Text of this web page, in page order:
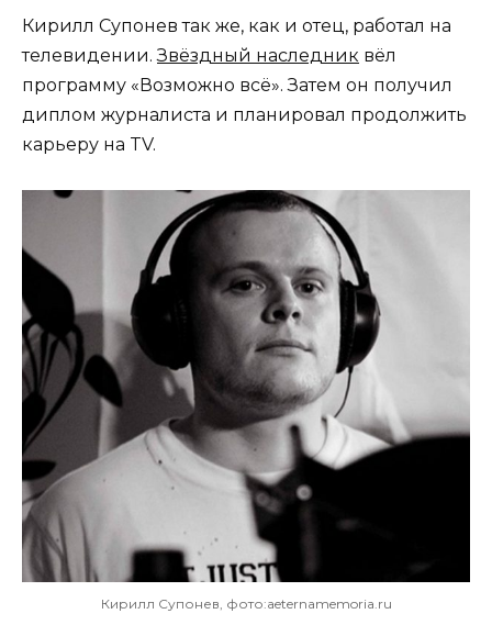
Кирилл Супонев так же, как и отец, работал на
телевидении.Звёздный наследник вёл
программу «Возможно всё». Затем он получил
диплом журналиста и планировал продолжить
карьеру на TV.
Кирилл Супонев, фото:aeternamemoria.ru